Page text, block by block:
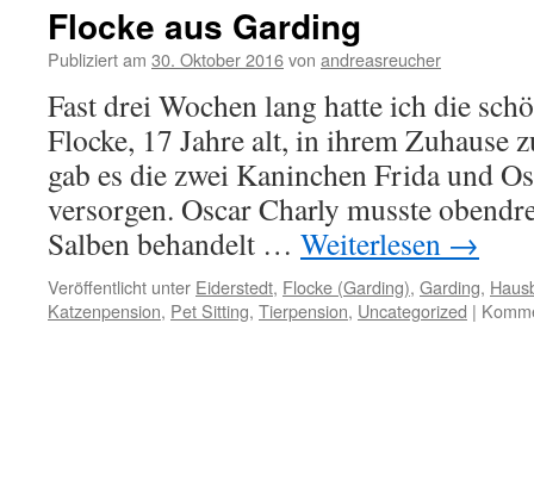
Flocke aus Garding
Publiziert am 30. Oktober 2016von andreasreucher
Fast drei Wochen lang hatte ich die
Flocke, 17 Jahre alt, in ihrem Zuhause
gab es die zwei Kaninchen Frida und
versorgen. Oscar Charly musste
Salben behandelt … Weiterlesen →
Veröffentlicht unter Eiderstedt, Flocke (Garding), Garding,
Katzenpension, Pet Sitting, Tierpension, Uncategorized |